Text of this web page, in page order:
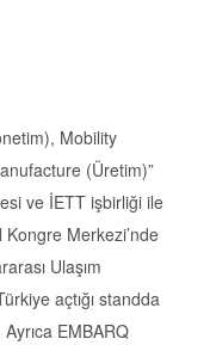
Mobility
(Üretim)”
ve İETT işbirliği ile
Merkezi’nde
Ulaşım
açtığı standda
EMBARQ